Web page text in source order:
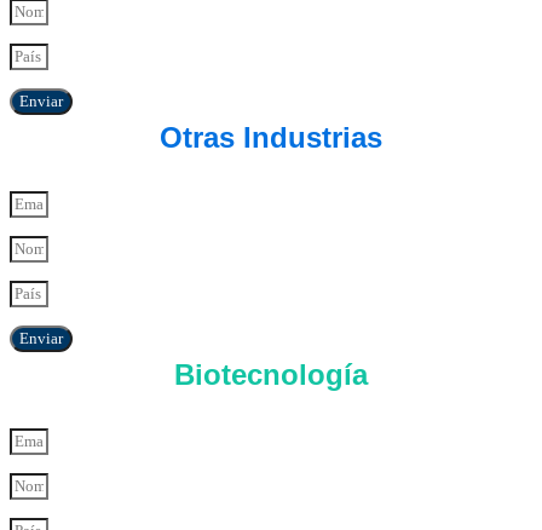
Enviar
Otras Industrias
Enviar
Biotecnología